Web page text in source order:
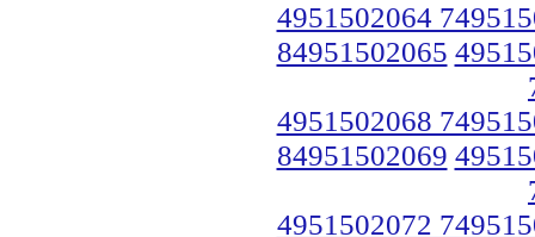
4951502064
84951502065
4951502068
84951502069
4951502072